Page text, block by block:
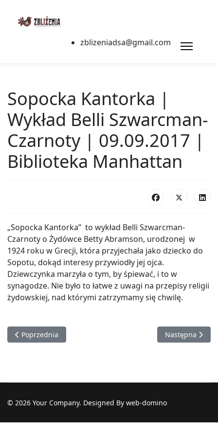
zblizeniadsa@gmail.com
Sopocka Kantorka |
Wykład Belli Szwarcman-
Czarnoty | 09.09.2017 |
Biblioteka Manhattan
„Sopocka Kantorka” to wykład Belli Szwarcman-
Czarnoty o Żydówce Betty Abramson, urodzonej w
1924 roku w Grecji, która przyjechała jako dziecko do
Sopotu, dokąd interesy przywiodły jej ojca.
Dziewczynka marzyła o tym, by śpiewać, i to w
synagodze. Nie było to łatwe z uwagi na przepisy religii
żydowskiej, nad którymi zatrzymamy się chwilę.
Poprzednia strona: SHOFAR | Koncert muzyczny Trio
Poprzednia Następna
Następna
© 2026 Your Company. Designed By web-domino